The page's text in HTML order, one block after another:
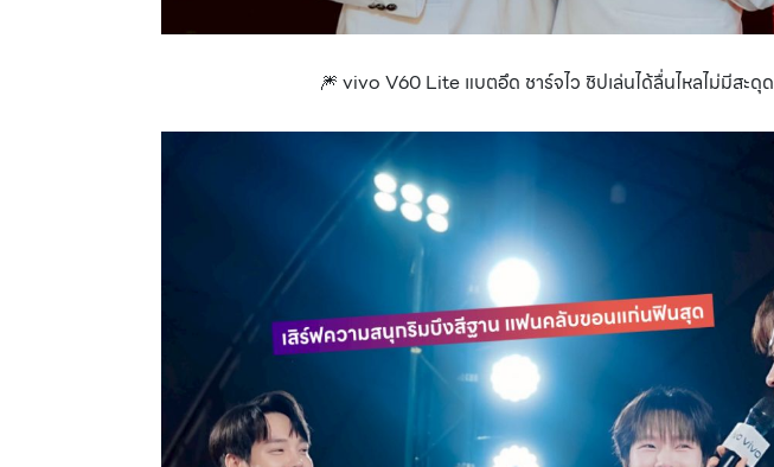
🎆 vivo V60 Lite แบตอึด ชาร์จไว ชิปเล่นได้ลื่นไหลไม่มีสะดุด